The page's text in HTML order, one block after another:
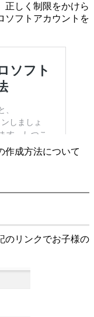
正しく制限をかけら
ソフトアカウントを
作成方法について
のリンクでお子様の